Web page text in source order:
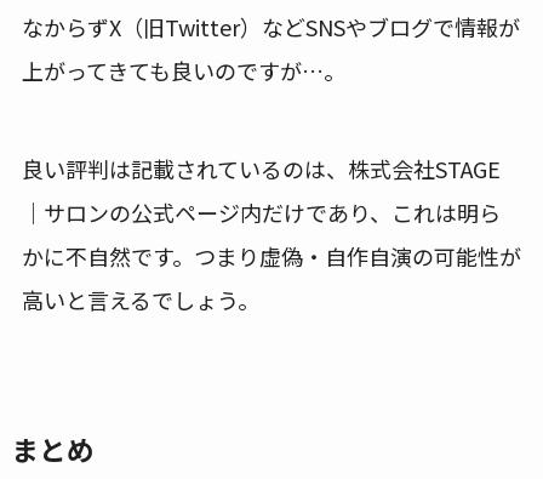
なからずX（旧Twitter）などSNSやブログで情報が
上がってきても良いのですが…。
良い評判は記載されているのは、株式会社STAGE
｜サロンの公式ページ内だけであり、これは明ら
かに不自然です。つまり虚偽・自作自演の可能性が
高いと言えるでしょう。
まとめ